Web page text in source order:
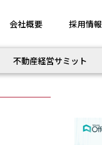
会社概要 採用情報
不動産経営サミット